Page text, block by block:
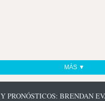
MÁS ▼
BRENDAN